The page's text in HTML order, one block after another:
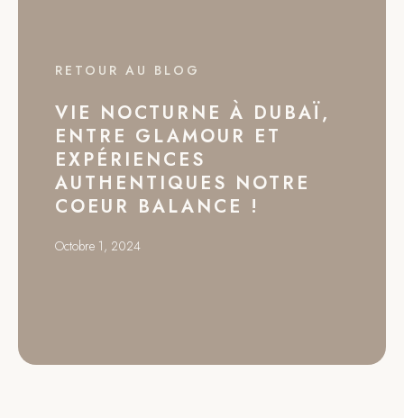
RETOUR AU BLOG
VIE NOCTURNE À DUBAÏ,
ENTRE GLAMOUR ET
EXPÉRIENCES
AUTHENTIQUES NOTRE
COEUR BALANCE !
Octobre 1, 2024